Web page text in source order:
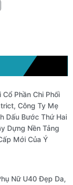
Phần Chi Phối
Công Ty Mẹ
Dấu Bước Thứ Hai
Dựng Nền Tảng
Mới Của Ý
Nữ U40 Đẹp Da,